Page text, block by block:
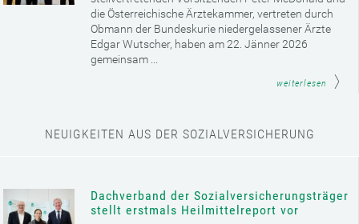
die Österreichische Ärztekammer, vertreten durch
Obmann der Bundeskurie niedergelassener Ärzte
Edgar Wutscher, haben am 22. Jänner 2026
gemeinsam ...
weiterlesen
NEUIGKEITEN AUS DER SOZIALVERSICHERUNG
Dachverband der Sozialversicherungsträger
stellt erstmals Heilmittelreport vor